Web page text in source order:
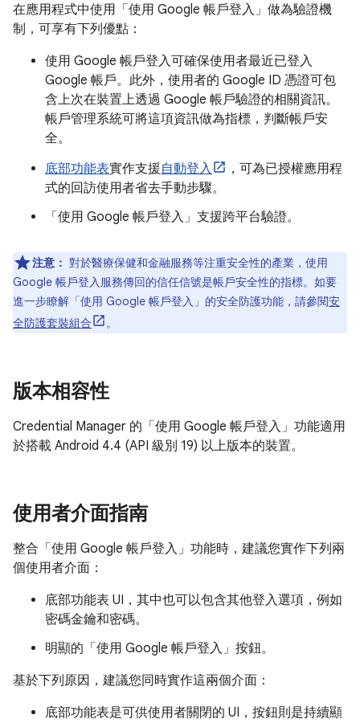
在應用程式中使用「使用 Google 帳戶登入」做為驗證機
制，可享有下列優點：
使用 Google 帳戶登入可確保使用者最近已登入
Google 帳戶。此外，使用者的 Google ID 憑證可包
含上次在裝置上透過 Google 帳戶驗證的相關資訊。
帳戶管理系統可將這項資訊做為指標，判斷帳戶安
全。
底部功能表實作支援自動登入
，可為已授權應用程
式的回訪使用者省去手動步驟。
「使用 Google 帳戶登入」支援跨平台驗證。
注意： 對於醫療保健和金融服務等注重安全性的產業，使用
Google 帳戶登入服務傳回的信任信號是帳戶安全性的指標。如要
進一步瞭解「使用 Google 帳戶登入」的安全防護功能，請參閱安
全防護套裝組合
。
版本相容性
Credential Manager 的「使用 Google 帳戶登入」功能適用
於搭載 Android 4.4 (API 級別 19) 以上版本的裝置。
使用者介面指南
整合「使用 Google 帳戶登入」功能時，建議您實作下列兩
個使用者介面：
底部功能表 UI，其中也可以包含其他登入選項，例如
密碼金鑰和密碼。
明顯的「使用 Google 帳戶登入」按鈕。
基於下列原因，建議您同時實作這兩個介面：
底部功能表是可供使用者關閉的 UI，按鈕則是持續顯